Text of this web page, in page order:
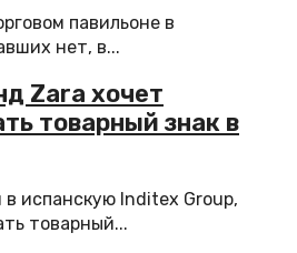
павильоне в
нет, в...
Zara хочет
товарный знак в
испанскую Inditex Group,
товарный...